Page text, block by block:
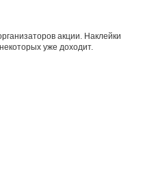
акции. Наклейки
уже доходит.